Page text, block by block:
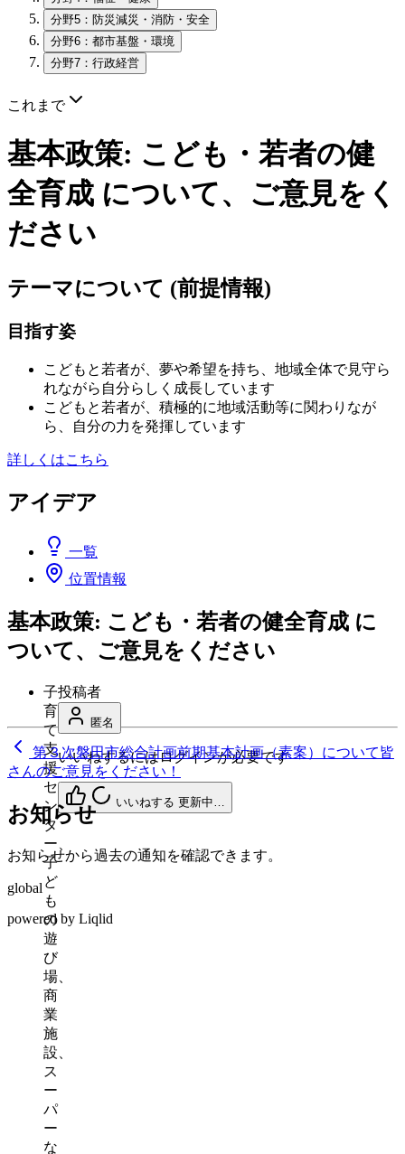
分野5：防災減災・消防・安全
分野6：都市基盤・環境
分野7：行政経営
これまで
基本政策: こども・若者の健
全育成 について、ご意見をく
ださい
テーマについて (前提情報)
目指す姿
こどもと若者が、夢や希望を持ち、地域全体で見守ら
れながら自分らしく成長しています
こどもと若者が、積極的に地域活動等に関わりなが
ら、自分の力を発揮しています
詳しくはこちら
アイデア
一覧
位置情報
基本政策: こども・若者の健全育成 に
ついて、ご意見をください
子
育
て
支
援
セ
ン
タ
ー、
子
ど
も
の
遊
び
場、
商
業
施
設、
ス
ー
パ
ー
な
投稿者
匿名
いいねするにはログインが必要です
いいねする 更新中…
第３次磐田市総合計画前期基本計画（素案）について皆
さんのご意見をください！
お知らせ
お知らせから過去の通知を確認できます。
global
powered by Liqlid